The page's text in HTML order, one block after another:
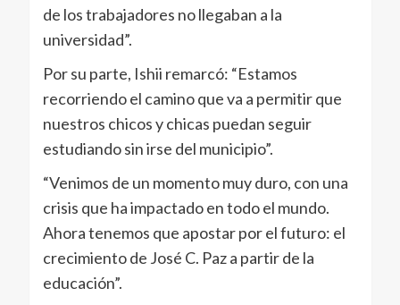
de los trabajadores no llegaban a la
universidad”.
Por su parte, Ishii remarcó: “Estamos
recorriendo el camino que va a permitir que
nuestros chicos y chicas puedan seguir
estudiando sin irse del municipio”.
“Venimos de un momento muy duro, con una
crisis que ha impactado en todo el mundo.
Ahora tenemos que apostar por el futuro: el
crecimiento de José C. Paz a partir de la
educación”.